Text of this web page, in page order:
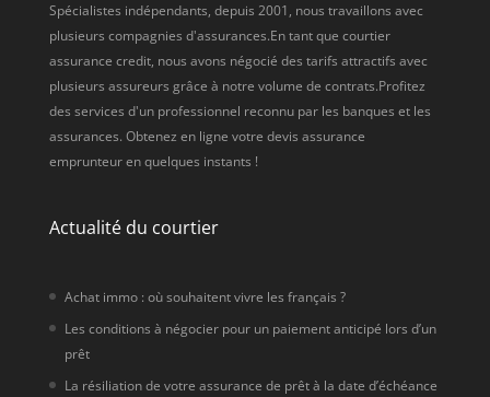
Spécialistes indépendants, depuis 2001, nous travaillons avec
plusieurs compagnies d'assurances.En tant que courtier
assurance credit, nous avons négocié des tarifs attractifs avec
plusieurs assureurs grâce à notre volume de contrats.Profitez
des services d'un professionnel reconnu par les banques et les
assurances. Obtenez en ligne votre devis assurance
emprunteur en quelques instants !
Actualité du courtier
Achat immo : où souhaitent vivre les français ?
Les conditions à négocier pour un paiement anticipé lors d’un
prêt
La résiliation de votre assurance de prêt à la date d’échéance